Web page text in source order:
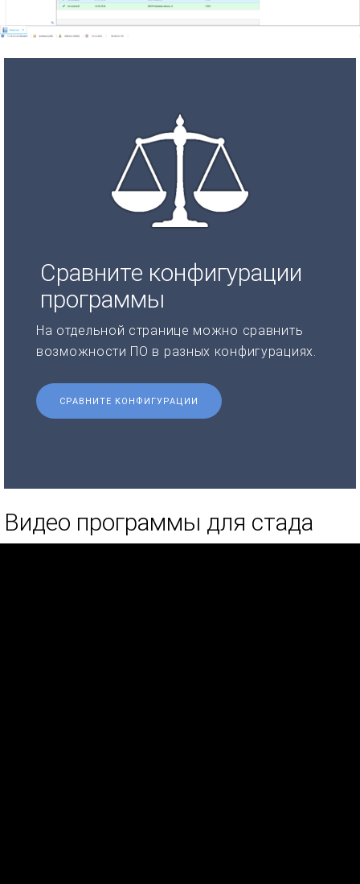
Сравните конфигурации
программы
На отдельной странице можно сравнить
возможности ПО в разных конфигурациях.
СРАВНИТЕ КОНФИГУРАЦИИ
Видео программы для стада